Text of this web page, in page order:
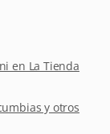
en La Tienda
y otros